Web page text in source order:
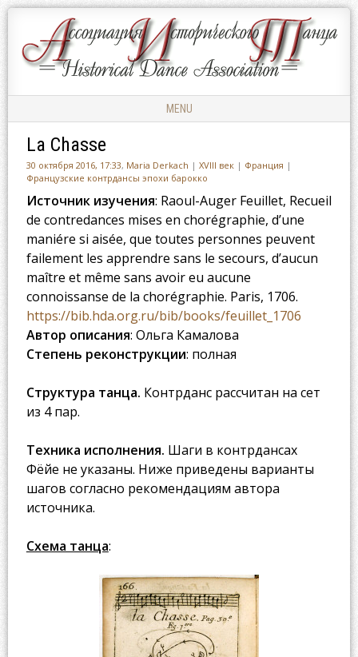
АССОЦИАЦИЯ
ИСТОРИЧЕСКОГО
Ассоциация
Исторического
Танца
MENU
La Chasse
30 октября 2016, 17:33, Maria Derkach | XVIII век| Франция |
Французские контрдансы эпохи барокко
Источник изучения: Raoul-Auger Feuillet, Recueil
de contredances mises en chorégraphie, d’une
maniére si aisée, que toutes personnes peuvent
failement les apprendre sans le secours, d’aucun
maître et même sans avoir eu aucune
connoissanse de la chorégraphie. Paris, 1706.
https://bib.hda.org.ru/bib/books/feuillet_1706
Автор описания: Ольга Камалова
Степень реконструкции: полная
Структура танца. Контрданс рассчитан на сет
из 4 пар.
Техника исполнения. Шаги в контрдансах
Фёйе не указаны. Ниже приведены варианты
шагов согласно рекомендациям автора
источника.
Схема танца: